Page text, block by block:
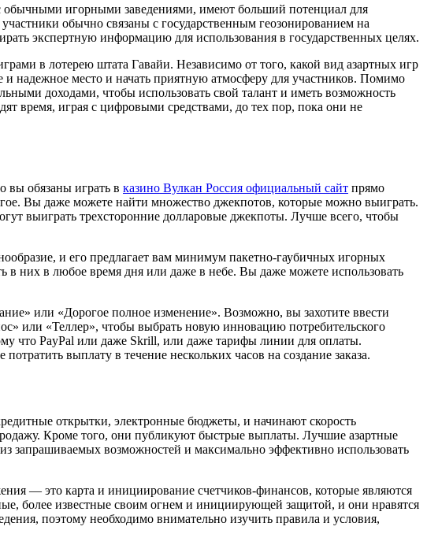
обычными игорными заведениями, имеют больший потенциал для
обычно связаны с государственным геозонированием на
экспертную информацию для использования в государственных целях.
в лотерею штата Гавайи. Независимо от того, какой вид азартных игр
надежное место и начать приятную атмосферу для участников. Помимо
доходами, чтобы использовать свой талант и иметь возможность
время, играя с цифровыми средствами, до тех пор, пока они не
вы обязаны играть в казино Вулкан Россия официальный сайт прямо
Вы даже можете найти множество джекпотов, которые можно выиграть.
выиграть трехсторонние долларовые джекпоты. Лучше всего, чтобы
и его предлагает вам минимум пакетно-гаубичных игорных
них в любое время дня или даже в небе. Вы даже можете использовать
или «Дорогое полное изменение». Возможно, вы захотите ввести
или «Теллер», чтобы выбрать новую инновацию потребительского
что PayPal или даже Skrill, или даже тарифы линии для оплаты.
выплату в течение нескольких часов на создание заказа.
открытки, электронные бюджеты, и начинают скорость
Кроме того, они публикуют быстрые выплаты. Лучшие азартные
запрашиваемых возможностей и максимально эффективно использовать
— это карта и инициирование счетчиков-финансов, которые являются
более известные своим огнем и инициирующей защитой, и они нравятся
поэтому необходимо внимательно изучить правила и условия,